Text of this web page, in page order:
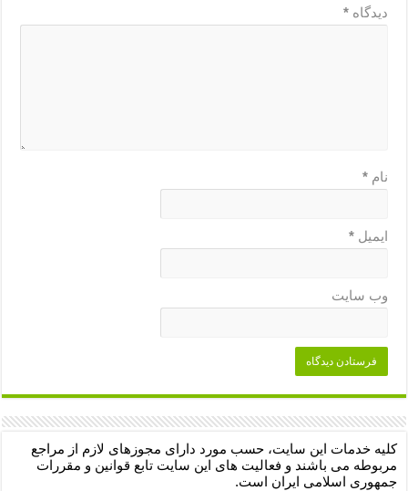
دیدگاه*
نام*
ایمیل*
وب‌ سایت
کلیه خدمات این سایت، حسب مورد دارای مجوزهای لازم از مراجع
مربوطه می باشند و فعالیت های این سایت تابع قوانین و مقررات
جمهوری اسلامی ایران است.